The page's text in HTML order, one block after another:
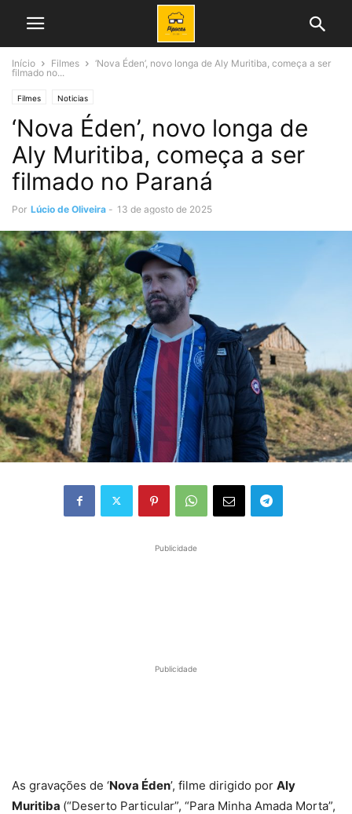
Início Filmes
‘Nova Éden’, novo longa de Aly Muritiba, começa a ser
filmado no...
Filmes Noticias
‘Nova Éden’, novo longa de
Aly Muritiba, começa a ser
filmado no Paraná
Por Lúcio de Oliveira - 13 de agosto de 2025
Publicidade
Publicidade
As gravações de ‘Nova Éden’, filme dirigido por Aly
Muritiba (“Deserto Particular”, “Para Minha Amada Morta”,